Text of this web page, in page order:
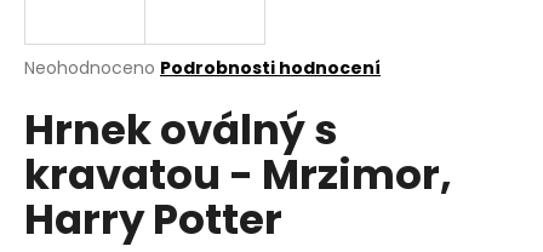
Průměrné
produktu
je
0,0
5
hvězdiček.
Neohodnoceno Podrobnosti hodnocení
Hrnek oválný s
kravatou - Mrzimor,
Harry Potter
j
t
?